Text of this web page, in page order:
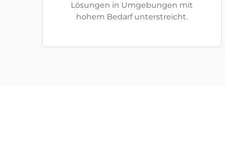
Lösungen in Umgebungen mit
hohem Bedarf unterstreicht.